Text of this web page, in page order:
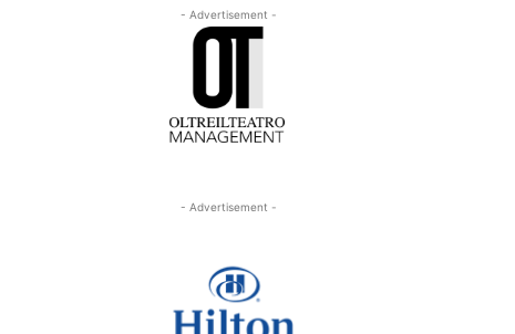
- Advertisement -
- Advertisement -